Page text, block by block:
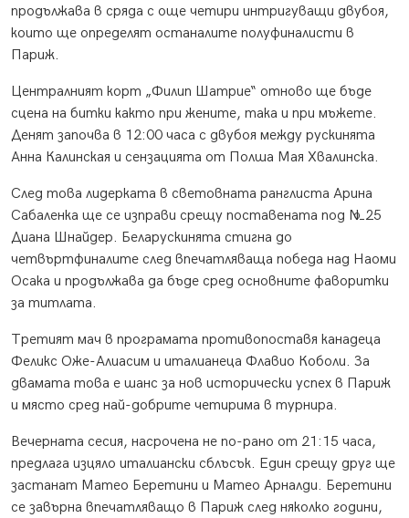
продължава в сряда с още четири интригуващи двубоя,
които ще определят останалите полуфиналисти в
Париж.
Централният корт „Филип Шатрие“ отново ще бъде
сцена на битки както при жените, така и при мъжете.
Денят започва в 12:00 часа с двубоя между рускинята
Анна Калинская и сензацията от Полша Мая Хвалинска.
След това лидерката в световната ранглиста Арина
Сабаленка ще се изправи срещу поставената под №25
Диана Шнайдер. Беларускинята стигна до
четвъртфиналите след впечатляваща победа над Наоми
Осака и продължава да бъде сред основните фаворитки
за титлата.
Третият мач в програмата противопоставя канадеца
Феликс Оже-Алиасим и италианеца Флавио Коболи. За
двамата това е шанс за нов исторически успех в Париж
и място сред най-добрите четирима в турнира.
Вечерната сесия, насрочена не по-рано от 21:15 часа,
предлага изцяло италиански сблъсък. Един срещу друг ще
застанат Матео Беретини и Матео Арналди. Беретини
се завърна впечатляващо в Париж след няколко години,